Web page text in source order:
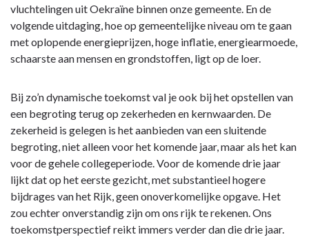
vluchtelingen uit Oekraïne binnen onze gemeente. En de
volgende uitdaging, hoe op gemeentelijke niveau om te gaan
met oplopende energieprijzen, hoge inflatie, energiearmoede,
schaarste aan mensen en grondstoffen, ligt op de loer.
Bij zo’n dynamische toekomst val je ook bij het opstellen van
een begroting terug op zekerheden en kernwaarden. De
zekerheid is gelegen is het aanbieden van een sluitende
begroting, niet alleen voor het komende jaar, maar als het kan
voor de gehele collegeperiode. Voor de komende drie jaar
lijkt dat op het eerste gezicht, met substantieel hogere
bijdrages van het Rijk, geen onoverkomelijke opgave. Het
zou echter onverstandig zijn om ons rijk te rekenen. Ons
toekomstperspectief reikt immers verder dan die drie jaar.